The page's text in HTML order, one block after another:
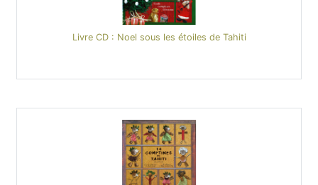
Livre CD : Noel sous les étoiles de Tahiti